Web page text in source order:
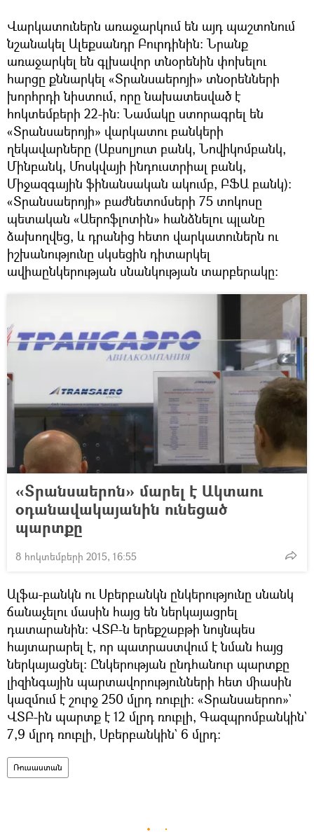
Վարկատուներն առաջարկում են այդ պաշտոնում
նշանակել Ալեքսանդր Բուրդինին: Նրանք
առաջարկել են գլխավոր տնօրենին փոխելու
հարցը քննարկել «Տրանսաերոյի» տնօրենների
խորհրդի նիստում, որը նախատեսված է
հոկտեմբերի 22-ին: Նամակը ստորագրել են
«Տրանսաերոյի» վարկատու բանկերի
ղեկավարները (Աբսոլյուտ բանկ, Նովիկոմբանկ,
Մինբանկ, Մոսկվայի ինդուստրիալ բանկ,
Միջազգային ֆինանսական ակումբ, ԲՖԱ բանկ):
«Տրանսաերոյի» բաժնետոմսերի 75 տոկոսը
պետական «Աերոֆլոտին» հանձնելու պլանը
ձախողվեց, և դրանից հետո վարկատուներն ու
իշխանությունը սկսեցին դիտարկել
ավիաընկերության սնանկության տարբերակը:
«Տրանսաերոն» մարել է Ակտաու
օդանավակայանին ունեցած
պարտքը
8 հոկտեմբերի 2015, 16:55
Ալֆա-բանկն ու Սբերբանկն ընկերությունը սնանկ
ճանաչելու մասին հայց են ներկայացրել
դատարանին: ՎՏԲ-ն երեքշաբթի նույնպես
հայտարարել է, որ պատրաստվում է նման հայց
ներկայացնել: Ընկերության ընդհանուր պարտքը
լիզինգային պարտավորությունների հետ միասին
կազմում է շուրջ 250 մլրդ ռուբլի: «Տրանսաերոn»`
ՎՏԲ-ին պարտք է 12 մլրդ ռուբլի, Գազպրոմբանկին`
7,9 մլրդ ռուբլի, Սբերբանկին` 6 մլրդ:
Ռուսաստան